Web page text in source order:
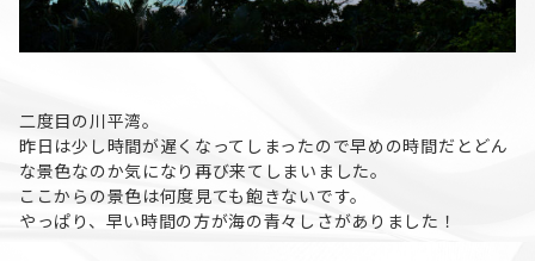
二度目の川平湾。
昨日は少し時間が遅くなってしまったので早めの時間だとどん
な景色なのか気になり再び来てしまいました。
ここからの景色は何度見ても飽きないです。
やっぱり、早い時間の方が海の青々しさがありました！